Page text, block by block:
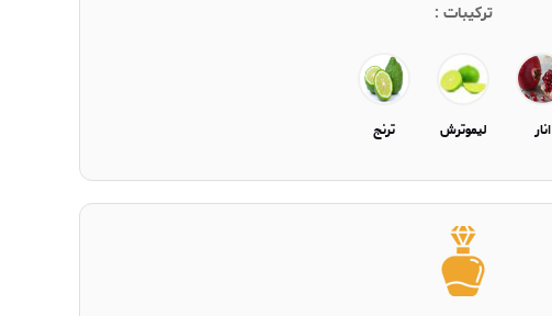
ترکیبات :
انار لیموترش ترنج